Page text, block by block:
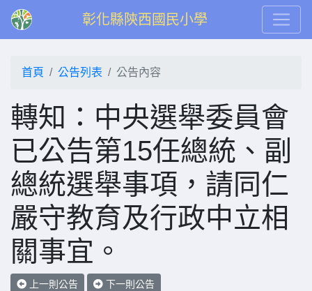
彰化縣陝西國民小學
首頁 公告列表 公告內容
轉知：中央選舉委員會
已公告第15任總統、副
總統選舉事項，請同仁
嚴守教育及行政中立相
關事宜。
上一則公告 下一則公告